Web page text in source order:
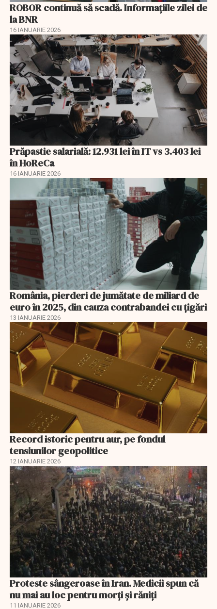
ROBOR continuă să scadă. Informaţiile zilei de
la BNR
16 IANUARIE 2026
Prăpastie salarială: 12.931 lei în IT vs 3.403 lei
în HoReCa
16 IANUARIE 2026
România, pierderi de jumătate de miliard de
euro în 2025, din cauza contrabandei cu ţigări
13 IANUARIE 2026
Record istoric pentru aur, pe fondul
tensiunilor geopolitice
12 IANUARIE 2026
Proteste sângeroase în Iran. Medicii spun că
nu mai au loc pentru morți și răniți
11 IANUARIE 2026